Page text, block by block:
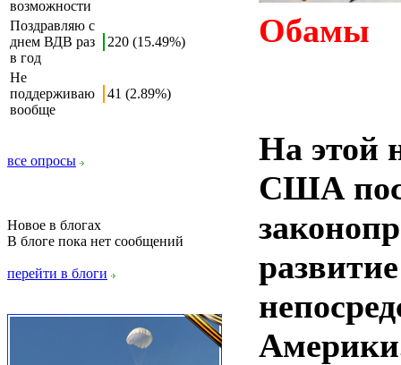
возможности
Поздравляю с
днем ВДВ раз
в год
220 (15.49%)
Не
поддерживаю
вообще
41 (2.89%)
все опросы
Новое в блогах
В блоге пока нет сообщений
перейти в блоги
Обамы
На этой
США